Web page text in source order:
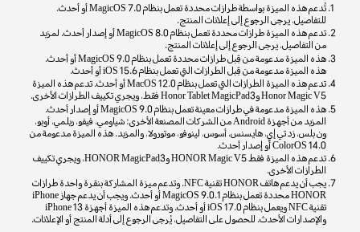
تُدعم هذه الميزة بواسطة طرازات محددة تعمل بنظام MagicOS 7.0 أو أحدث.
للتفاصيل، يرجى الرجوع إلى إعلانات المنتج.
تدعم هذه الميزة طرازات محددة تعمل بنظام MagicOS 8.0 أو إصدار أحدث. لمزيد
من التفاصيل، يرجى الرجوع إلى إعلانات المنتج.
هذه الميزة مدعومة من قِبل طرازات محددة تعمل بنظام MagicOS 9.0 أو أحدث.
هذه الميزة مدعومة من قِبل الطرازات التي تعمل بنظام iOS 15.6 أو أحدث.
تدعم هذه الميزة الطرازات التي تعمل بنظام MacOS 12.0 أو أحدث. تدعم هذه الميزة
Honor Magic V5 وHonor Tablet MagicPad3 فقط، ويجري تكييف الطرازات الأخرى.
هذه الميزة مدعومة في طرازات معينة تعمل بنظام MagicOS 9.0 أو إصدار أحدث.
المزيد من أجهزة Android من الشركات المصنعة الأخرى: شياومي، فيفو، ريلمي، أوبو،
ون بلس، زد تي إي، هايسنس، أسوس، لينوفو، موتورولا، والمزيد. هذه الميزة مدعومة من
ColorOS 14.0 أو إصدار أحدث.
تدعم هذه الميزة فقط HONOR Magic V5 وHONOR MagicPad3، ويجري تكييف
الطرازات الأخرى.
يجب أن يدعم هاتف HONOR تقنية NFC. وتدعم ميزة المشاركة بنقرة واحدة طرازات
HONOR محددة تعمل بنظام MagicOS 9.0.1 أو أحدث. ويجب أن يدعم جهاز iPhone
تقنية NFC ويعمل بنظام iOS 17.0 أو أحدث. وتدعم هذه الميزة أجهزة iPhone 13
والإصدارات الأحدث. للحصول على التفاصيل، يُرجى الرجوع إلى أدلة المنتج أو الإعلانات.